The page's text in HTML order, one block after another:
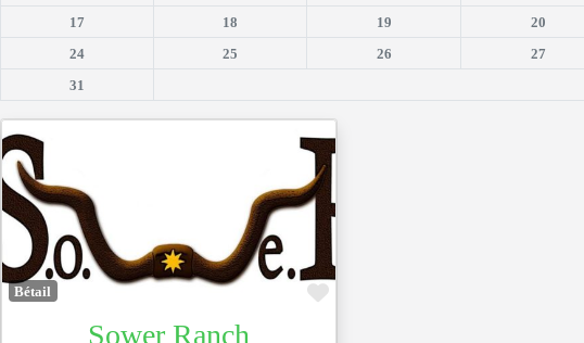
17
18 19 20
24
25 26 27
31
Bétail Favoris
Sower Ranch